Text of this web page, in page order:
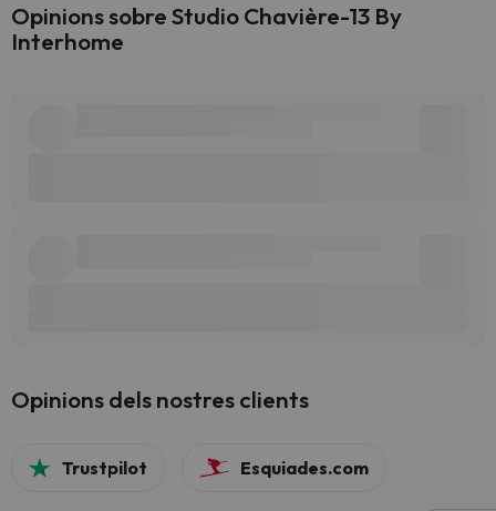
Opinions sobre Studio Chavière-13 By
Interhome
Opinions dels nostres clients
Trustpilot Esquiades.com